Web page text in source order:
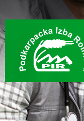
Przejdź do treści